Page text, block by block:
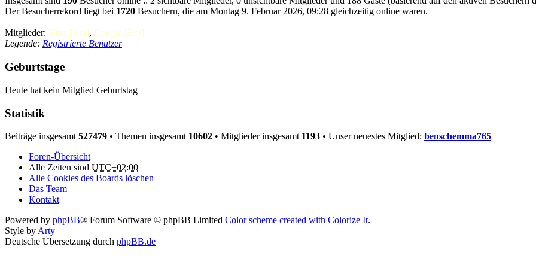
Der Besucherrekord liegt bei 1720 Besuchern, die am Montag 9. Februar 2026, 09:28 gleichzeitig online waren.
Mitglieder: Bing [Bot], Google [Bot]
Legende: Registrierte Benutzer
Geburtstage
Heute hat kein Mitglied Geburtstag
Statistik
Beiträge insgesamt 527479 • Themen insgesamt 10602 • Mitglieder insgesamt 1193 • Unser neuestes Mitglied: benschemma765
Foren-Übersicht
Alle Zeiten sind UTC+02:00
Alle Cookies des Boards löschen
Das Team
Kontakt
Powered by phpBB® Forum Software © phpBB Limited Color scheme created with Colorize It.
Style by Arty
Deutsche Übersetzung durch phpBB.de